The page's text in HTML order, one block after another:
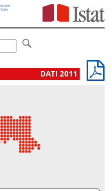
DATI 2011